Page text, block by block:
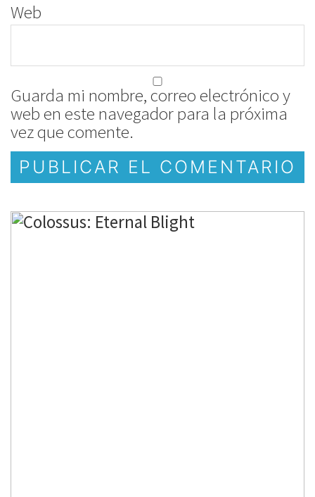
Web
Guarda mi nombre, correo electrónico y
web en este navegador para la próxima
vez que comente.